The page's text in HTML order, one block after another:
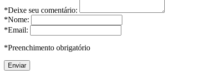
*Deixe seu comentário:
*Nome:
*Email:
*Preenchimento obrigatório